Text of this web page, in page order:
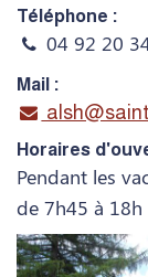
Téléphone :
04 92 20
Mail :
Horaires
Pendant les
de 7h45 à 18h